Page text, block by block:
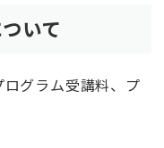
いて
グラム受講料、プ